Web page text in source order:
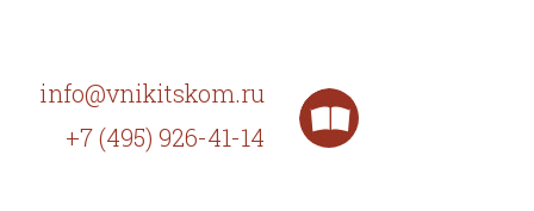
info@vnikitskom.ru
+7 (495) 926-41-14